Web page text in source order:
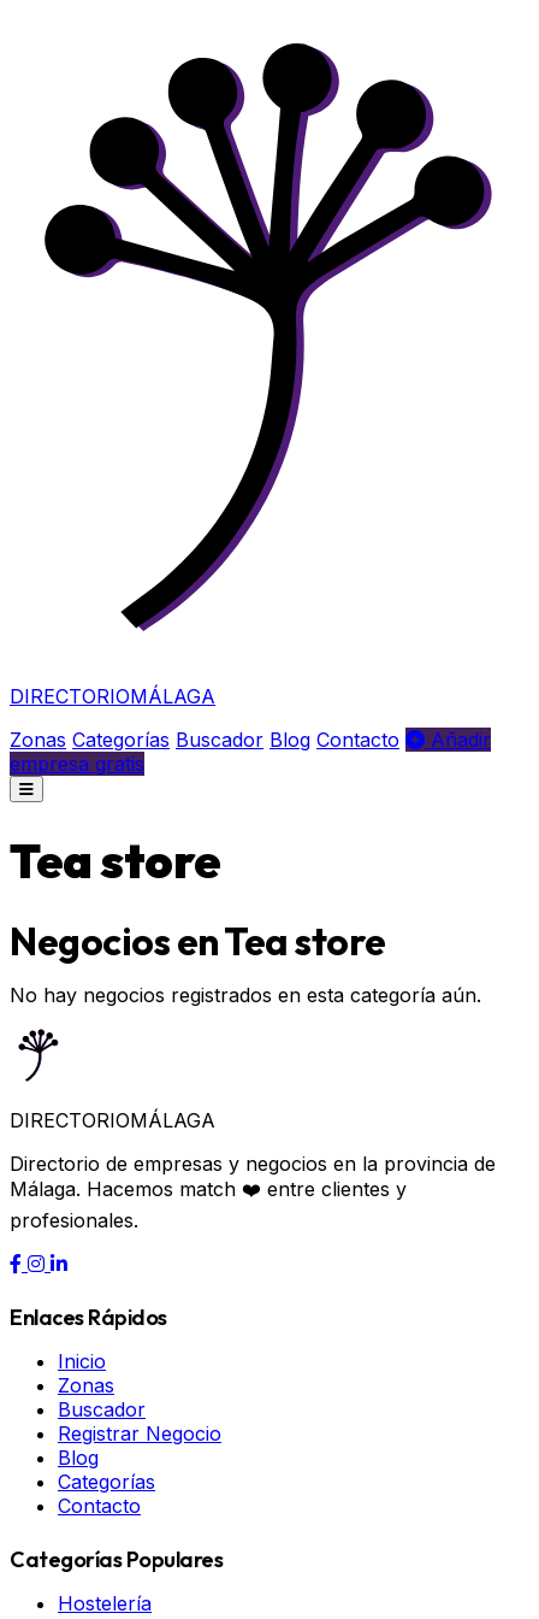
DIRECTORIOMÁLAGA
Zonas Categorías Buscador Blog Contacto
Añadir
empresa gratis
Tea store
Negocios en Tea store
No hay negocios registrados en esta categoría aún.
DIRECTORIOMÁLAGA
Directorio de empresas y negocios en la provincia de
Málaga. Hacemos match ❤️ entre clientes y
profesionales.
Enlaces Rápidos
Inicio
Zonas
Buscador
Registrar Negocio
Blog
Categorías
Contacto
Categorías Populares
Hostelería